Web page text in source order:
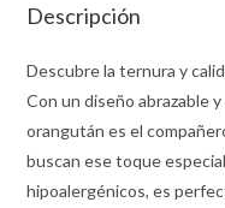
Descripción
Descubre la ternura y
Con un diseño abrazable
orangután es el
buscan ese toque
hipoalergénicos, es